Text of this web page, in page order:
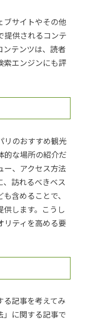
ブサイトやその他
提供されるコンテ
ンテンツは、読者
索エンジンにも評
リのおすすめ観光
的な場所の紹介だ
ー、アクセス方法
訪れるべきベス
含めることで、
します。こうし
リティを高める要
る記事を考えてみ
」に関する記事で